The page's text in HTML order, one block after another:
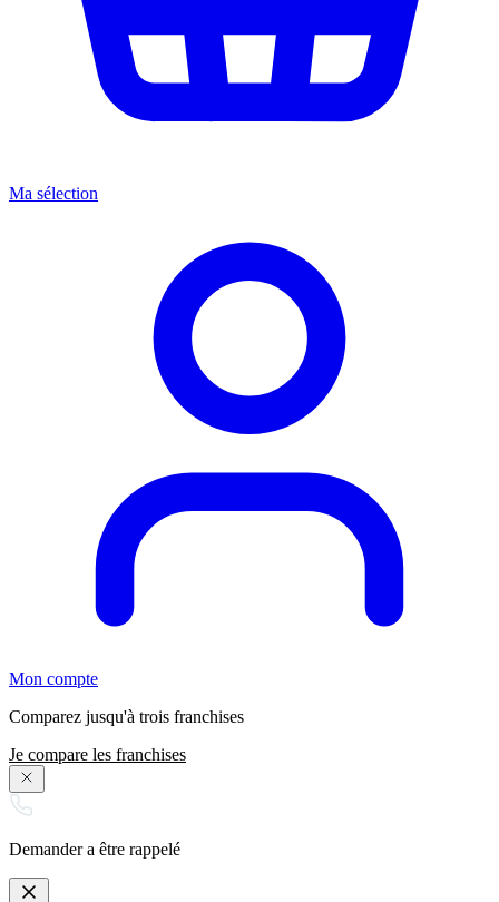
Ma sélection
Mon compte
Comparez jusqu'à trois franchises
Je compare les franchises
Demander a être rappelé